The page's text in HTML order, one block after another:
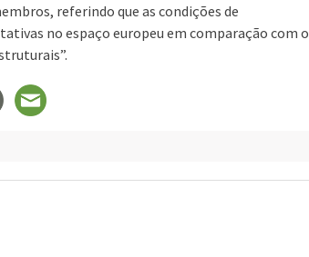
referindo que as condições de
no espaço europeu em comparação com o